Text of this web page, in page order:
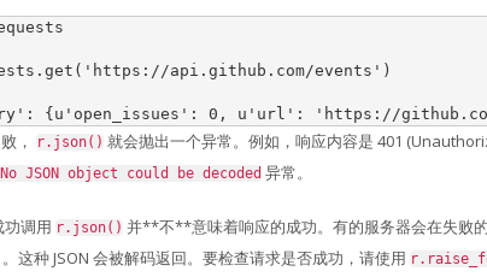
. get ( 'https://api.github.com/events' )
{u'open_issues': 0, u'url': 'https://
， r.json() 就会抛出一个异常。例如，响应内容是 401
No JSON object could be decoded 异常。
调用 r.json() 并**不**意味着响应的成功。有的服务器会在失败
这种 JSON 会被解码返回。要检查请求是否成功，请使用